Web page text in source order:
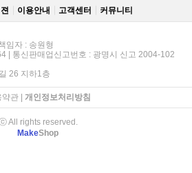
이용안내 고객센터 커뮤니티
임자 : 송원형
| 통신판매업신고번호 : 광명시 신고 2004-102
26 지하1층
약관| 개인정보처리방침
All rights reserved.
MakeShop